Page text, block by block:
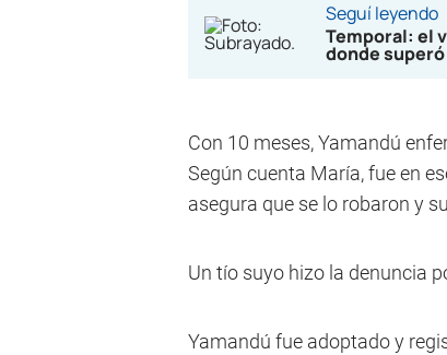
Seguí leyendo
Temporal: el
donde
Con 10 meses, Yamandú
Según cuenta María, fue en
asegura que se lo robaron y
Un tío suyo hizo la denuncia
Yamandú fue adoptado y